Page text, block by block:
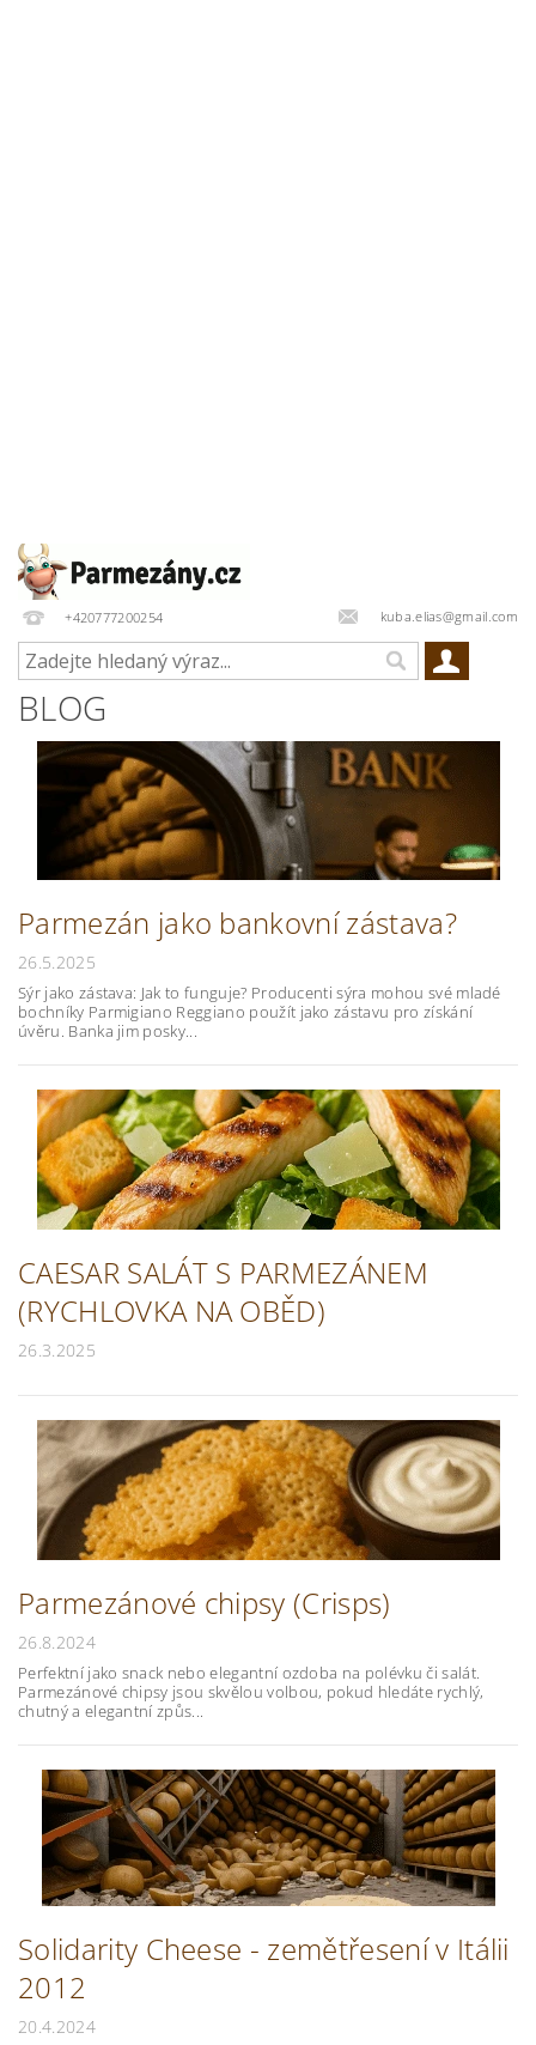
+420777200254 kuba.elias@gmail.com
BLOG
Parmezán jako bankovní zástava?
26.5.2025
Sýr jako zástava: Jak to funguje? Producenti sýra mohou své mladé
bochníky Parmigiano Reggiano použít jako zástavu pro získání
úvěru. Banka jim posky...
CAESAR SALÁT S PARMEZÁNEM
(RYCHLOVKA NA OBĚD)
26.3.2025
Parmezánové chipsy (Crisps)
26.8.2024
Perfektní jako snack nebo elegantní ozdoba na polévku či salát.
Parmezánové chipsy jsou skvělou volbou, pokud hledáte rychlý,
chutný a elegantní způs...
Solidarity Cheese - zemětřesení v Itálii
2012
20.4.2024